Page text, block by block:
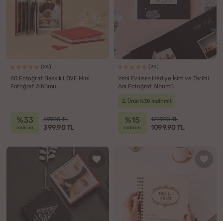
(24)
40 Fotoğraf Baskılı LOVE Mini
Fotoğraf Albümü
%33
indirim
599.90 TL
399.90 TL
(20)
Yeni Evlilere Hediye İsim ve Tarihli
Anı Fotoğraf Albümü
2. Ürün %30 İndirimli
%15
indirim
1299.90 TL
1099.90 TL